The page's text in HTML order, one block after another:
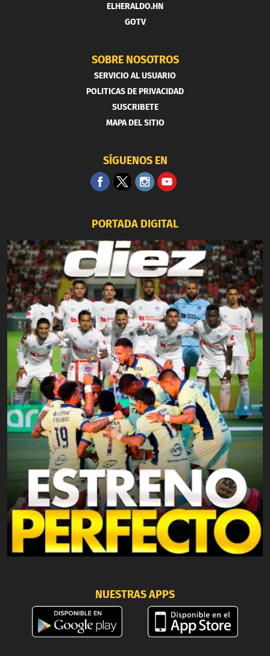
ELHERALDO.HN
GOTV
SOBRE NOSOTROS
SERVICIO AL USUARIO
POLITICAS DE PRIVACIDAD
SUSCRIBETE
MAPA DEL SITIO
SÍGUENOS EN
PORTADA DIGITAL
NUESTRAS APPS